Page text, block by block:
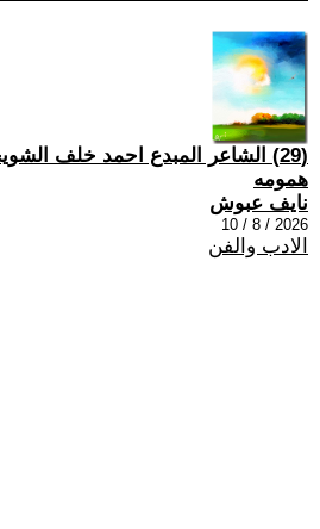
(29) الشاعر المبدع احمد خلف
همومه
نايف عبوش
2026 / 8 / 10
الادب والفن